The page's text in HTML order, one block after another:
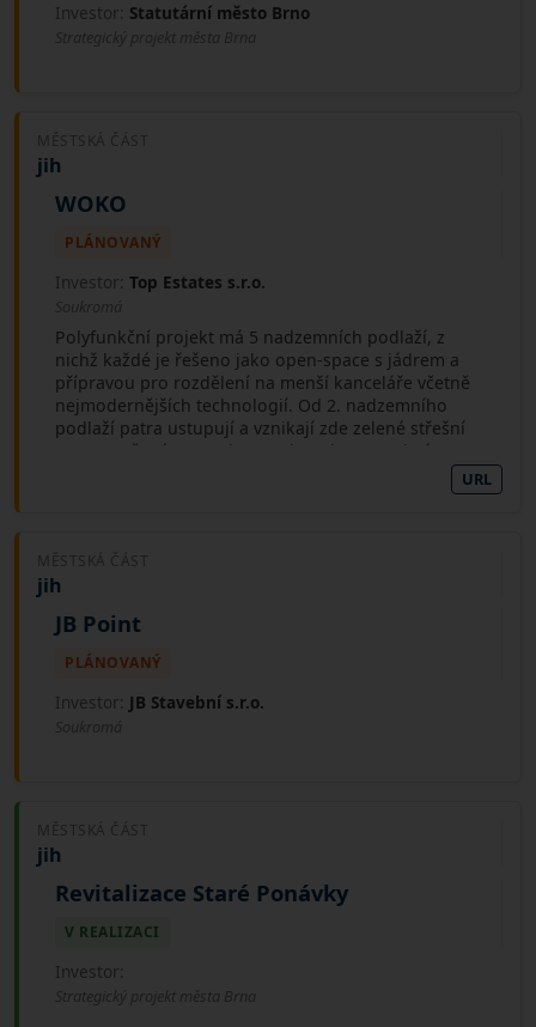
Investor: Statutární město Brno
Strategický projekt města Brna
MĚSTSKÁ ČÁST
jih
WOKO
PLÁNOVANÝ
Investor: Top Estates s.r.o.
Soukromá
Polyfunkční projekt má 5 nadzemních podlaží, z
nichž každé je řešeno jako open-space s jádrem a
přípravou pro rozdělení na menší kanceláře včetně
nejmodernějších technologií. Od 2. nadzemního
podlaží patra ustupují a vznikají zde zelené střešní
terasy, určené pro pobyt a relaxaci. Komunitní
uživatelům prostor pro odpočinek, pracovní schůzky
URL
MĚSTSKÁ ČÁST
jih
JB Point
PLÁNOVANÝ
Investor: JB Stavební s.r.o.
Soukromá
MĚSTSKÁ ČÁST
jih
Revitalizace Staré Ponávky
V REALIZACI
Investor:
Strategický projekt města Brna